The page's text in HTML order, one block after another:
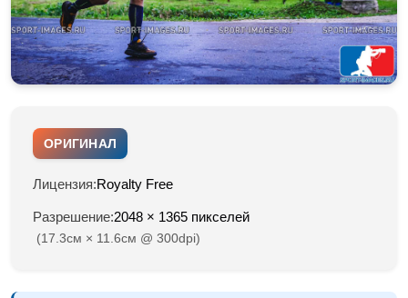
ОРИГИНАЛ
Лицензия:Royalty Free
Разрешение:2048 × 1365 пикселей
(17.3см × 11.6см @ 300dpi)